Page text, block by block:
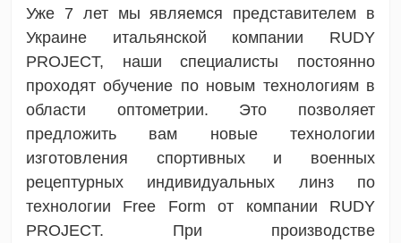
Уже 7 лет мы являемся представителем в
Украине итальянской компании RUDY
PROJECT, наши специалисты постоянно
проходят обучение по новым технологиям в
области оптометрии. Это позволяет
предложить вам новые технологии
изготовления спортивных и военных
рецептурных индивидуальных линз по
технологии Free Form от компании RUDY
PROJECT. При производстве